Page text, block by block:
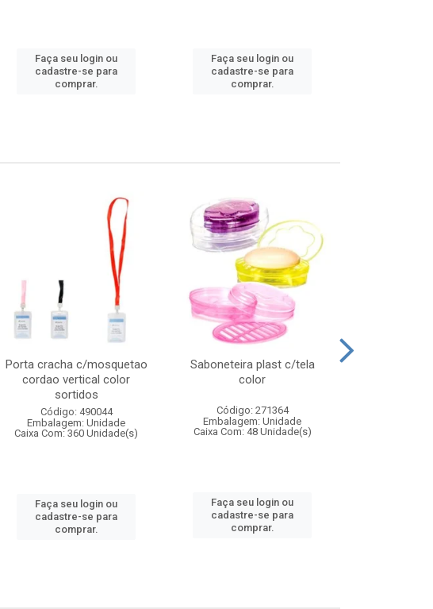
Faça seu login ou
cadastre-se para
comprar.
Faça seu login ou
cadastre-se para
comprar.
Porta cracha c/mosquetao
cordao vertical color
sortidos
Código: 490044
Embalagem: Unidade
Caixa Com: 360 Unidade(s)
Faça seu login ou
cadastre-se para
comprar.
Saboneteira plast c/tela
color
Código: 271364
Embalagem: Unidade
Caixa Com: 48 Unidade(s)
Faça seu login ou
cadastre-se para
comprar.